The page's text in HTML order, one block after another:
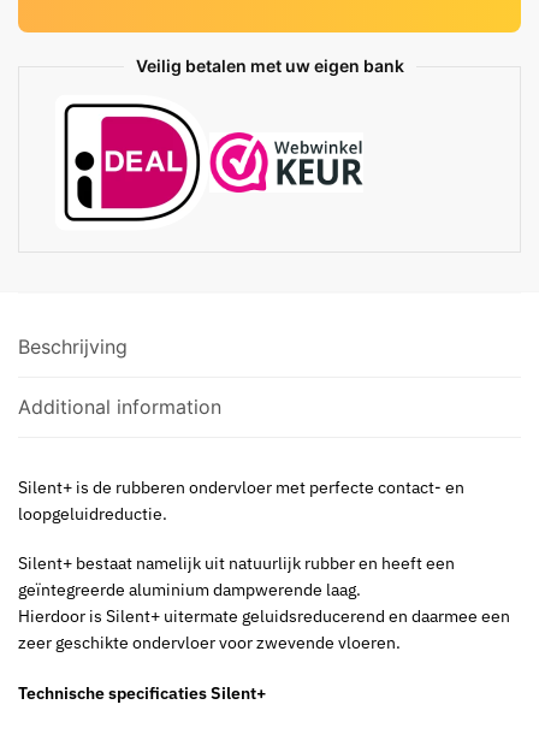
Veilig betalen met uw eigen bank
Beschrijving
Additional information
Silent+ is de rubberen ondervloer met perfecte contact- en
loopgeluidreductie.
Silent+ bestaat namelijk uit natuurlijk rubber en heeft een
geïntegreerde aluminium dampwerende laag.
Hierdoor is Silent+ uitermate geluidsreducerend en daarmee een
zeer geschikte ondervloer voor zwevende vloeren.
Technische specificaties Silent+